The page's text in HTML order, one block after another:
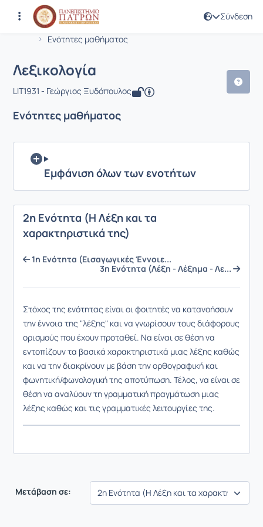
Σύνδεση
Αρχική Σελίδα
Ενότητες μαθήματος
Μάθημα : Λεξικολογία
Κωδικός : LIT1931
Λεξικολογία
LIT1931 - Γεώργιος Ξυδόπουλος
Ενότητες μαθήματος
Εμφάνιση όλων των ενοτήτων
2η Ενότητα (Η Λέξη και τα
χαρακτηριστικά της)
1η Ενότητα (Εισαγωγικές Έννοιε...
3η Ενότητα (Λέξη - Λέξημα - Λε...
Στόχος της ενότητας είναι οι φοιτητές να κατανοήσουν
την έννοια της "λέξης" και να γνωρίσουν τους διάφορους
ορισμούς που έχουν προταθεί. Να είναι σε θέση να
εντοπίζουν τα βασικά χαρακτηριστικά μιας λέξης καθώς
και να την διακρίνουν με βάση την ορθογραφική και
φωνητική/φωνολογική της αποτύπωση. Τέλος, να είναι σε
θέση να αναλύουν τη γραμματική πραγμάτωση μιας
λέξης καθώς και τις γραμματικές λειτουργίες της.
Μετάβαση σε: